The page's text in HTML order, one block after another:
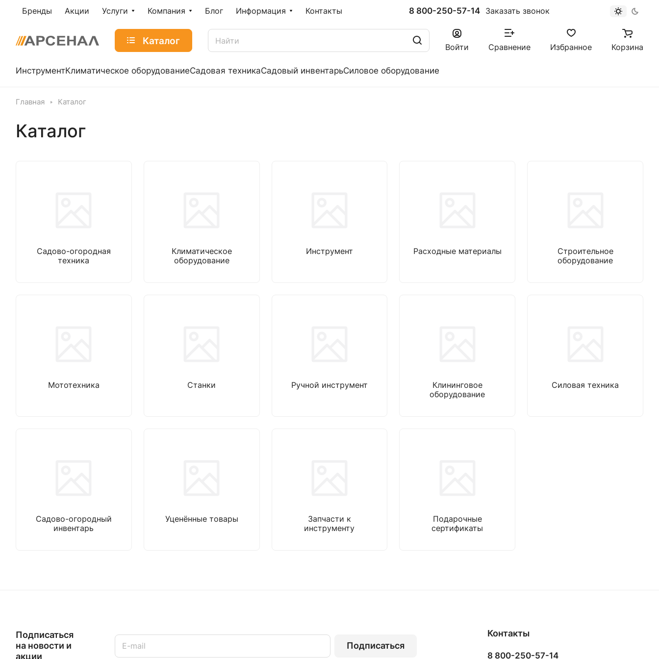
Бренды Акции Услуги Компания Блог Информация Контакты 8 800-250-57-14 Заказать звонок
Каталог
Войти Сравнение Избранное Корзина
ИнструментКлиматическое оборудованиеСадовая техникаСадовый инвентарьСиловое оборудование
Главная Каталог
Каталог
Садово-огородная
техника
Климатическое
оборудование
Инструмент Расходные материалы
Строительное
оборудование
Мототехника Станки Ручной инструмент
Клининговое
оборудование
Силовая техника
Садово-огородный
инвентарь
Уценённые товары
Запчасти к
инструменту
Подарочные
сертификаты
Подписаться
на новости и
акции
Подписаться
Контакты
8 800-250-57-14